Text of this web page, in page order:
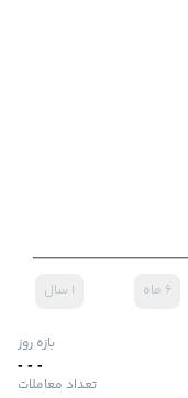
۶ ماه ۱ سال
بازه روز
-
-
-
تعداد معاملات